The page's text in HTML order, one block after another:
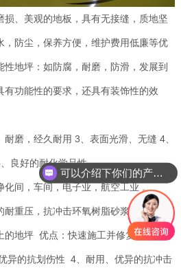
损、美观的地板，具有无接缝，质地坚
，防尘，保养方便，维护费用低廉等优
地坪：如防腐，耐磨，防滑，发展到
功能性的要求，还具有装饰性的效
磨，经久耐用 3、表面光滑、无缝 4、
良好的耐化学品性
化间，车间，电子业，航空工业 。
耐重压，抗冲击环氧树脂砂浆地坪系统
的地坪 优点：快速施工并修复现有地坪
异的抗划伤性 4、耐用、优异的抗冲击
可以介绍下你们的产品么